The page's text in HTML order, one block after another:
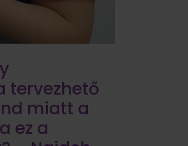
tervezhető
miatt a
ez a